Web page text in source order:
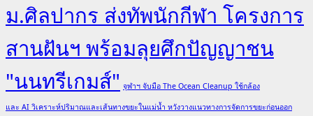
ม.ศิลปากร ส่งทัพนักกีฬา โครงการ
สานฝันฯ พร้อมลุยศึกปัญญาชน
"นนทรีเกมส์" จุฬาฯ จับมือ The Ocean Cleanup ใช้กล้อง
และ AI วิเคราะห์ปริมาณและเส้นทางขยะในแม่น้ำ หวังวางแนวทางการจัดการขยะก่อนออก